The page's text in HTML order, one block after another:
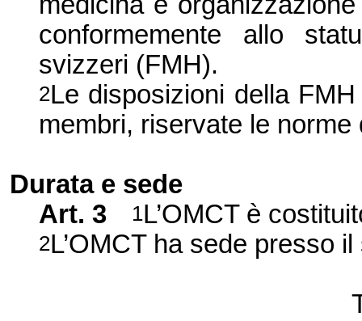
conformemente allo
svizzeri (FMH).
2Le disposizioni della
membri, riservate le
Durata e sede
Art. 3
1L’OMCT è
2L’OMCT ha sede presso